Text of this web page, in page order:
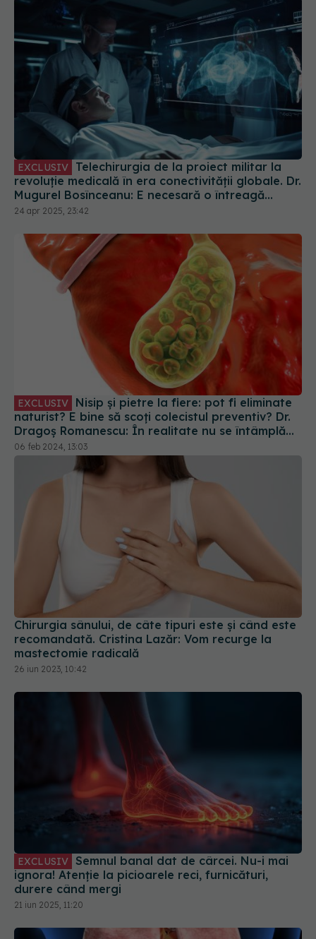
EXCLUSIV
revoluție medicală în era conectivității globale. Dr.
Mugurel Bosînceanu: E necesară o întreagă
echipă
24 apr 2025, 23:42
EXCLUSIV
naturist? E bine să scoți colecistul preventiv? Dr.
Dragoș Romanescu: În realitate nu se întâmplă
asta! De la pancreatită acută, până la Oddită
06 feb 2024, 13:03
Chirurgia sânului, de câte tipuri este și când este
recomandată. Cristina Lazăr: Vom recurge la
mastectomie radicală
26 iun 2023, 10:42
EXCLUSIV
ignora! Atenție la picioarele reci, furnicături,
durere când mergi
21 iun 2025, 11:20